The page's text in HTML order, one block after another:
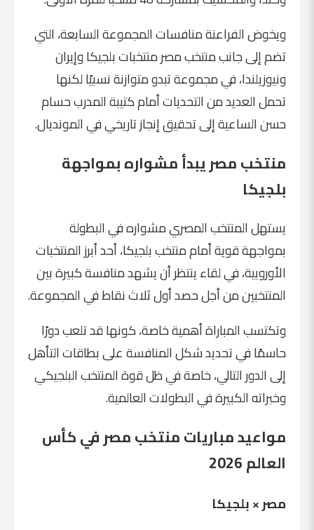
ويخوض الفراعنة منافسات المجموعة السابعة، التي
تضم إلى جانب منتخب مصر منتخبات بلجيكا وإيران
ونيوزيلندا، في مجموعة تبدو متوازنة نسبيًا لكنها
تحمل العديد من التحديات أمام كتيبة المدرب حسام
حسن الساعية إلى تحقيق إنجاز تاريخي في المونديال.
منتخب مصر يبدأ مشواره بمواجهة
بلجيكا
يستهل المنتخب المصري مشواره في البطولة
بمواجهة قوية أمام منتخب بلجيكا، أحد أبرز المنتخبات
الأوروبية، في لقاء ينتظر أن يشهد منافسة كبيرة بين
المنتخبين من أجل حصد أول ثلاث نقاط في المجموعة.
وتكتسب المباراة أهمية خاصة، كونها قد تلعب دورًا
حاسمًا في تحديد شكل المنافسة على بطاقات التأهل
إلى الدور التالي، خاصة في ظل قوة المنتخب البلجيكي
وخبراته الكبيرة في البطولات العالمية.
مواعيد مباريات منتخب مصر في كأس
العالم 2026
مصر × بلجيكا